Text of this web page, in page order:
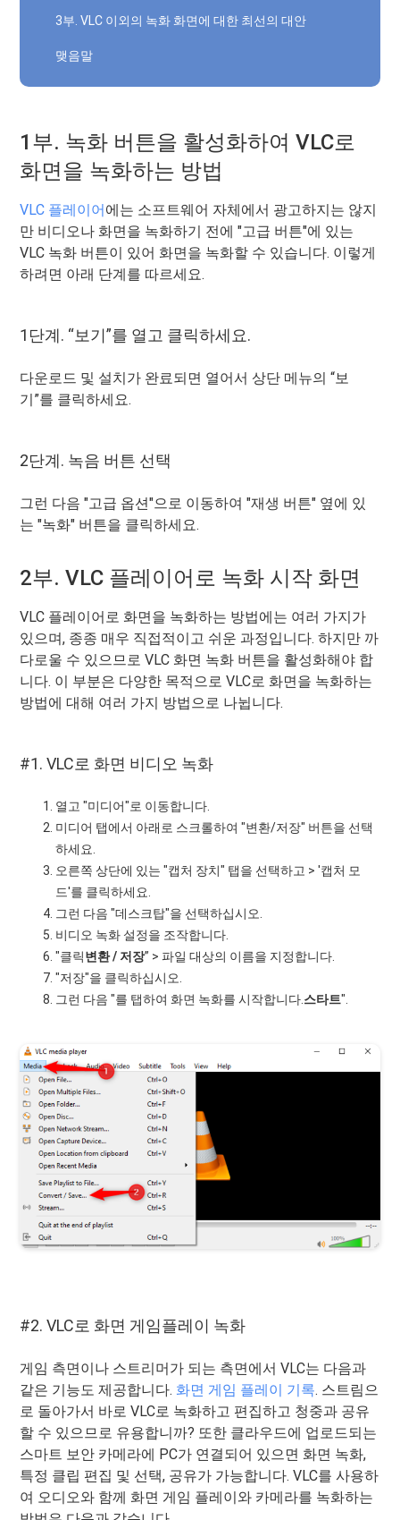
3부. VLC 이외의 녹화 화면에 대한 최선의 대안
맺음말
1부. 녹화 버튼을 활성화하여 VLC로
화면을 녹화하는 방법
VLC 플레이어에는 소프트웨어 자체에서 광고하지는 않지
만 비디오나 화면을 녹화하기 전에 "고급 버튼"에 있는
VLC 녹화 버튼이 있어 화면을 녹화할 수 있습니다. 이렇게
하려면 아래 단계를 따르세요.
1단계. “보기”를 열고 클릭하세요.
다운로드 및 설치가 완료되면 열어서 상단 메뉴의 “보
기”를 클릭하세요.
2단계. 녹음 버튼 선택
그런 다음 "고급 옵션"으로 이동하여 "재생 버튼" 옆에 있
는 "녹화" 버튼을 클릭하세요.
2부. VLC 플레이어로 녹화 시작 화면
VLC 플레이어로 화면을 녹화하는 방법에는 여러 가지가
있으며, 종종 매우 직접적이고 쉬운 과정입니다. 하지만 까
다로울 수 있으므로 VLC 화면 녹화 버튼을 활성화해야 합
니다. 이 부분은 다양한 목적으로 VLC로 화면을 녹화하는
방법에 대해 여러 가지 방법으로 나뉩니다.
#1. VLC로 화면 비디오 녹화
열고 "미디어"로 이동합니다.
미디어 탭에서 아래로 스크롤하여 "변환/저장" 버튼을 선택
하세요.
오른쪽 상단에 있는 "캡처 장치" 탭을 선택하고 > '캡처 모
드'를 클릭하세요.
그런 다음 "데스크탑"을 선택하십시오.
비디오 녹화 설정을 조작합니다.
"클릭변환 / 저장” > 파일 대상의 이름을 지정합니다.
"저장"을 클릭하십시오.
그런 다음 "를 탭하여 화면 녹화를 시작합니다. 스타트".
#2. VLC로 화면 게임플레이 녹화
게임 측면이나 스트리머가 되는 측면에서 VLC는 다음과
같은 기능도 제공합니다. 화면 게임 플레이 기록. 스트림으
로 돌아가서 바로 VLC로 녹화하고 편집하고 청중과 공유
할 수 있으므로 유용합니까? 또한 클라우드에 업로드되는
스마트 보안 카메라에 PC가 연결되어 있으면 화면 녹화,
특정 클립 편집 및 선택, 공유가 가능합니다. VLC를 사용하
여 오디오와 함께 화면 게임 플레이와 카메라를 녹화하는